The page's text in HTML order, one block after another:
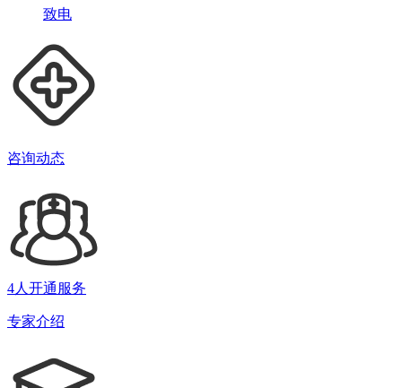
致电
咨询动态
4人开通服务
专家介绍